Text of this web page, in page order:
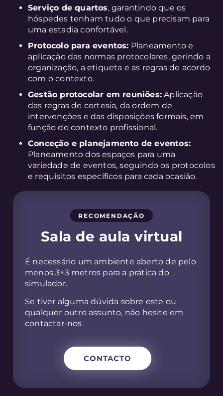
RECOMENDAÇÃO
Sala de aula virtual
É necessário um ambiente aberto de pelo
menos 3×3 metros para a prática do
simulador.
Se tiver alguma dúvida sobre este ou
qualquer outro assunto, não hesite em
contactar-nos.
CONTACTO
Serviço de quartos, garantindo que os
hóspedes tenham tudo o que precisam para
uma estadia confortável.
Protocolo para eventos: Planeamento e
aplicação das normas protocolares, gerindo a
organização, a etiqueta e as regras de acordo
com o contexto.
Gestão protocolar em reuniões: Aplicação
das regras de cortesia, da ordem de
intervenções e das disposições formais, em
função do contexto profissional.
Conceção e planejamento de eventos:
Planeamento dos espaços para uma
variedade de eventos, seguindo os protocolos
e requisitos específicos para cada ocasião.